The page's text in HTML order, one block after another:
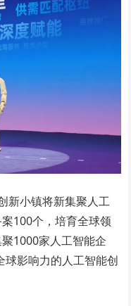
新小镇将新集聚人工
100个，培育全球领
1000家人工智能企
球影响力的人工智能创